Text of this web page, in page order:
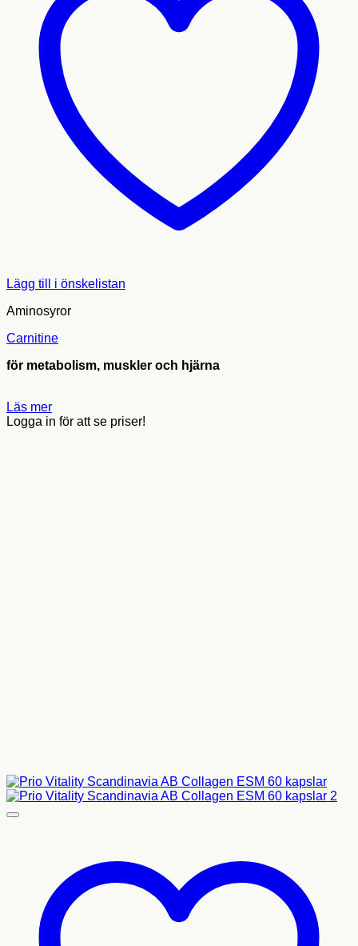
Lägg till i önskelistan
Aminosyror
Carnitine
för metabolism, muskler och hjärna
Läs mer
Logga in för att se priser!